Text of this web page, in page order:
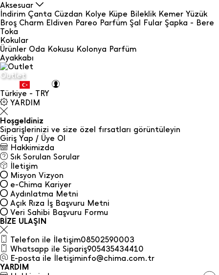
Aksesuar
İndirim Çanta Cüzdan Kolye Küpe Bileklik Kemer Yüzük
Broş Charm Eldiven Pareo Parfüm Şal Fular Şapka - Bere
Toka
Kokular
Ürünler Oda Kokusu Kolonya Parfüm
Ayakkabı
Outlet
Türkiye - TRY
YARDIM
Hoşgeldiniz
Siparişlerinizi ve size özel fırsatları görüntüleyin
Giriş Yap / Üye Ol
Hakkimizda
Sık Sorulan Sorular
İletişim
Misyon Vizyon
e-Chima Kariyer
Aydınlatma Metni
Açık Rıza İş Başvuru Metni
Veri Sahibi Başvuru Formu
BİZE ULAŞIN
Telefon ile İletişim08502590003
Whatsapp ile Sipariş905435434410
E-posta ile İletişiminfo@chima.com.tr
YARDIM